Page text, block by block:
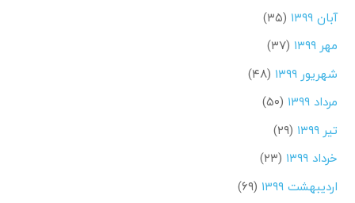
آبان ۱۳۹۹
(۳۵)
مهر ۱۳۹۹
(۳۷)
شهریور ۱۳۹۹
(۴۸)
مرداد ۱۳۹۹
(۵۰)
تیر ۱۳۹۹
(۲۹)
خرداد ۱۳۹۹
(۲۳)
اردیبهشت ۱۳۹۹
(۶۹)